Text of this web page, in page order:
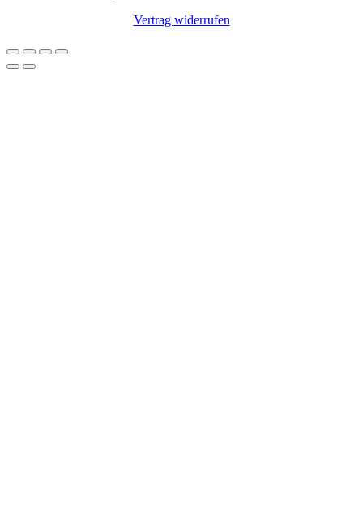
Vertrag widerrufen